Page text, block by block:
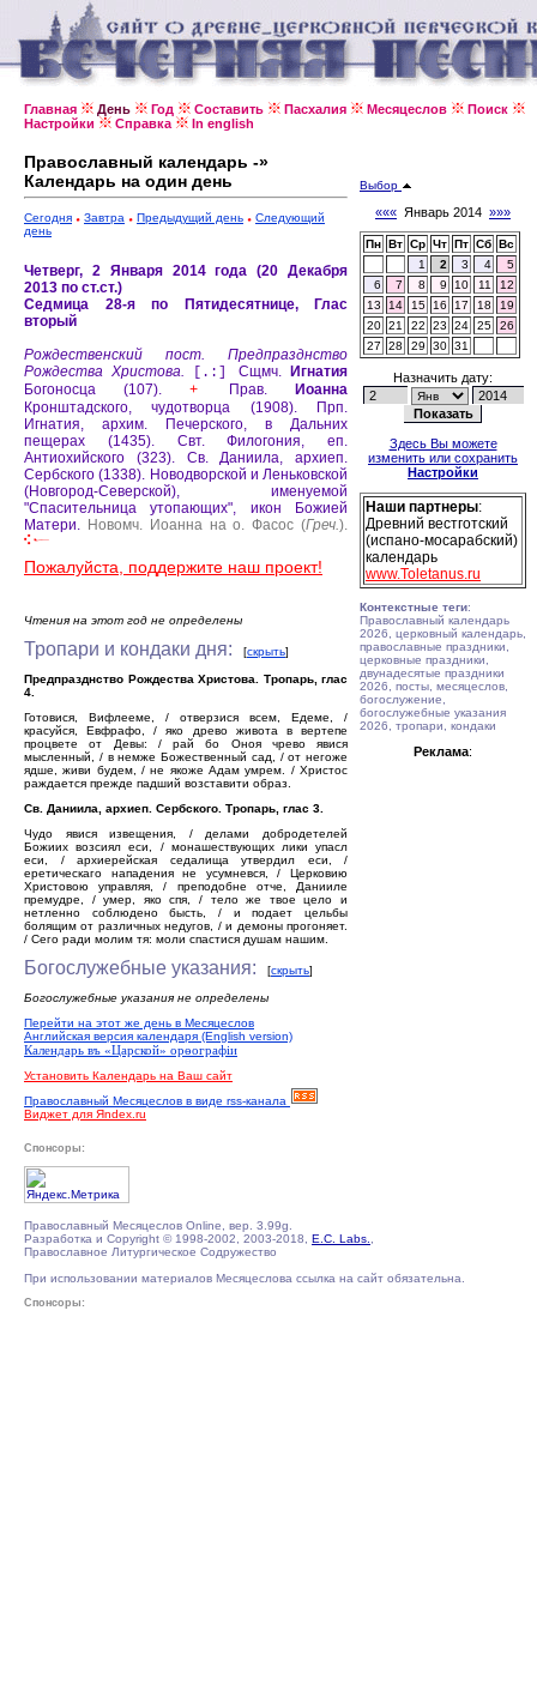
Главная День Год Составить Пасхалия Месяцеслов
Поиск
Настройки
Справка In english
Православный календарь -»
Календарь на один день
Сегодня Завтра Предыдущий день
Следующий
день
Четверг, 2 Января 2014 года (20 Декабря
2013 по ст.ст.)
Седмица 28-я по Пятидесятнице, Глас
вторый
Рождественский пост.
Предпразднство
Рождества Христова.
[.:]Сщмч.
Игнатия
Богоносца (107). + Прав.
Иоанна
Кронштадского, чудотворца (1908).
Прп.
Игнатия, архим. Печерского, в Дальних
пещерах (1435). Свт. Филогония, еп.
Антиохийского (323). Св. Даниила, архиеп.
Сербского (1338). Новодворской и Леньковской
(Новгород-Северской), именуемой
"Спасительница утопающих", икон Божией
Матери. Новомч. Иоанна на о. Фасос (Греч.).
Пожалуйста, поддержите наш проект!
Чтения на этот год не определены
Тропари и кондаки дня: [скрыть]
Предпразднство Рождества Христова. Тропарь, глас
4.
Готовися, Вифлееме, / отверзися всем, Едеме, /
красуйся, Евфрафо, / яко древо живота в вертепе
процвете от Девы: / рай бо Оноя чрево явися
мысленный, / в немже Божественный сад, / от негоже
ядше, живи будем, / не якоже Адам умрем. / Христос
раждается прежде падший возставити образ.
Св. Даниила, архиеп. Сербского. Тропарь, глас 3.
Чудо явися извещения, / делами добродетелей
Божиих возсиял еси, / монашествующих лики упасл
еси, / архиерейская седалища утвердил еси, /
еретическаго нападения не усумневся, / Церковию
Христовою управляя, / преподобне отче, Данииле
премудре, / умер, яко спя, / тело же твое цело и
нетленно соблюдено бысть, / и подает цельбы
болящим от различных недугов, / и демоны прогоняет.
/ Сего ради молим тя: моли спастися душам нашим.
Богослужебные указания: [скрыть]
Богослужебные указания не определены
Перейти на этот же день в Месяцеслов
Английская версия календаря (English version)
Календарь въ «Царской» орѳографiи
Установить Календарь на Ваш сайт
Православный Месяцеслов в виде rss-канала
Виджет для Яndex.ru
Выбор
««« Январь 2014 »»»
Пн Вт Ср Чт Пт Сб Вс
1
2 3 4
5
6
7 8 9 10 11
12
13
14 15 16 17 18
19
20 21 22 23 24 25
26
27
28 29 30 31
Назначить дату:
Здесь Вы можете
изменить или сохранить
Настройки
Наши партнеры:
Древний вестготский
(испано-мосарабский)
календарь
www.Toletanus.ru
Контекстные теги:
Православный календарь
2026, церковный календарь,
православные праздники,
церковные праздники,
двунадесятые праздники
2026, посты, месяцеслов,
богослужение,
богослужебные указания
2026, тропари, кондаки
Реклама:
Спонсоры:
Православный Месяцеслов Online, вер. 3.99g.
Разработка и Copyright © 1998-2002, 2003-2018, E.C. Labs.
Православное Литургическое Содружество
При использовании материалов Месяцеслова ссылка на сайт обязательна.
Спонсоры: